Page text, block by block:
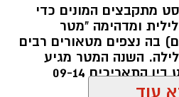
מתקבצים המונים כדי
ומדהימה "מטר
בה נצפים מטאורים רבים
השנה המטר מגיע
לשיאו באמצע אוגוסט בין התאריכים 09-14
עוד